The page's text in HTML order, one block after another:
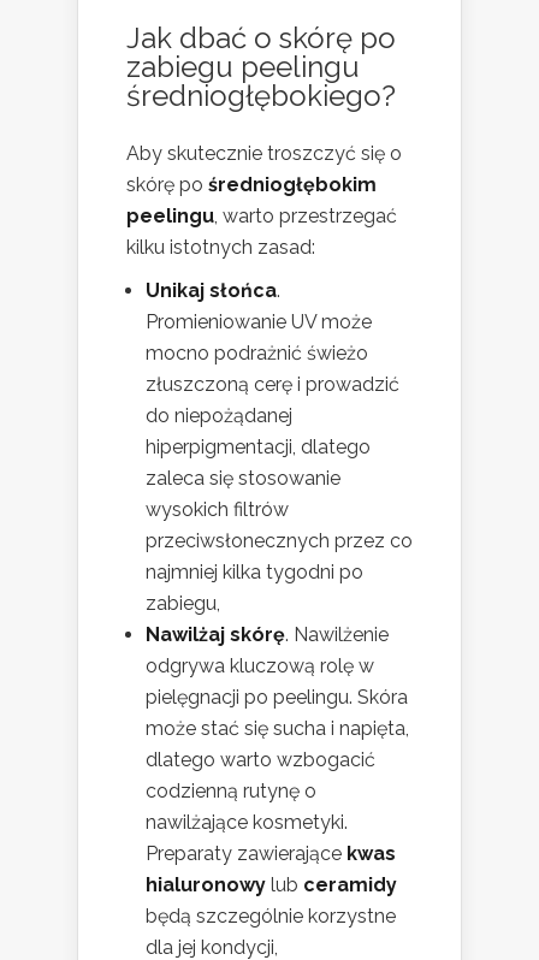
Jak dbać o skórę po
zabiegu peelingu
średniogłębokiego?
Aby skutecznie troszczyć się o
skórę po średniogłębokim
peelingu , warto przestrzegać
kilku istotnych zasad:
Unikaj słońca.
Promieniowanie UV może
mocno podrażnić świeżo
złuszczoną cerę i prowadzić
do niepożądanej
hiperpigmentacji, dlatego
zaleca się stosowanie
wysokich filtrów
przeciwsłonecznych przez co
najmniej kilka tygodni po
zabiegu,
Nawilżaj skórę. Nawilżenie
odgrywa kluczową rolę w
pielęgnacji po peelingu. Skóra
może stać się sucha i napięta,
dlatego warto wzbogacić
codzienną rutynę o
nawilżające kosmetyki.
Preparaty zawierające kwas
hialuronowy lub ceramidy
będą szczególnie korzystne
dla jej kondycji,